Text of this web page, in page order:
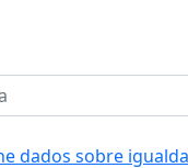
dados sobre